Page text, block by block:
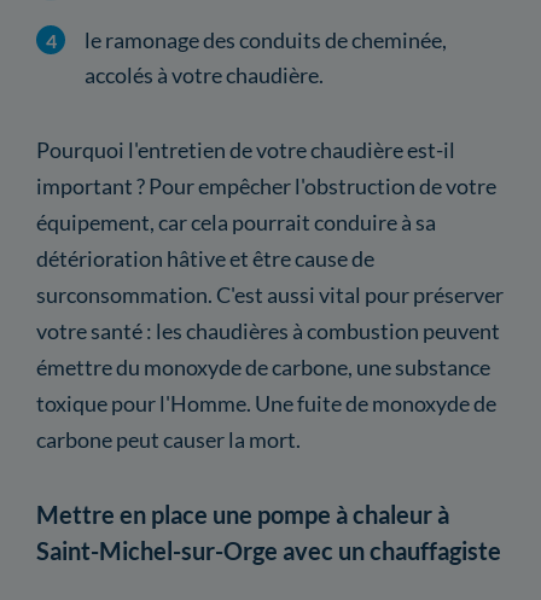
le ramonage des conduits de cheminée,
accolés à votre chaudière.
Pourquoi l'entretien de votre chaudière est-il
important ? Pour empêcher l'obstruction de votre
équipement, car cela pourrait conduire à sa
détérioration hâtive et être cause de
surconsommation. C'est aussi vital pour préserver
votre santé : les chaudières à combustion peuvent
émettre du monoxyde de carbone, une substance
toxique pour l'Homme. Une fuite de monoxyde de
carbone peut causer la mort.
Mettre en place une pompe à chaleur à
Saint-Michel-sur-Orge avec un chauffagiste